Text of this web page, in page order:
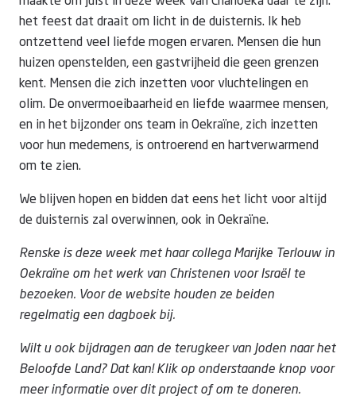
het feest dat draait om licht in de duisternis. Ik heb
ontzettend veel liefde mogen ervaren. Mensen die hun
huizen openstelden, een gastvrijheid die geen grenzen
kent. Mensen die zich inzetten voor vluchtelingen en
olim. De onvermoeibaarheid en liefde waarmee mensen,
en in het bijzonder ons team in Oekraïne, zich inzetten
voor hun medemens, is ontroerend en hartverwarmend
om te zien.
We blijven hopen en bidden dat eens het licht voor altijd
de duisternis zal overwinnen, ook in Oekraïne.
Renske is deze week met haar collega Marijke Terlouw in
Oekraïne om het werk van Christenen voor Israël te
bezoeken. Voor de website houden ze beiden
regelmatig een dagboek bij.
Wilt u ook bijdragen aan de terugkeer van Joden naar het
Beloofde Land? Dat kan! Klik op onderstaande knop voor
meer informatie over dit project of om te doneren.